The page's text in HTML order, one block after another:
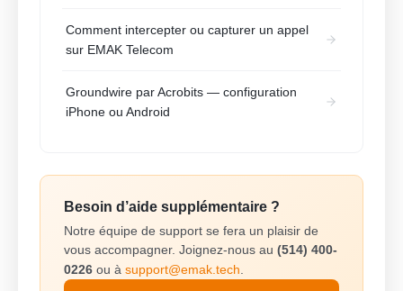
Comment intercepter ou capturer un appel
sur EMAK Telecom
Groundwire par Acrobits — configuration
iPhone ou Android
Besoin d’aide supplémentaire ?
Notre équipe de support se fera un plaisir de
vous accompagner. Joignez-nous au (514) 400-
0226 ou à support@emak.tech